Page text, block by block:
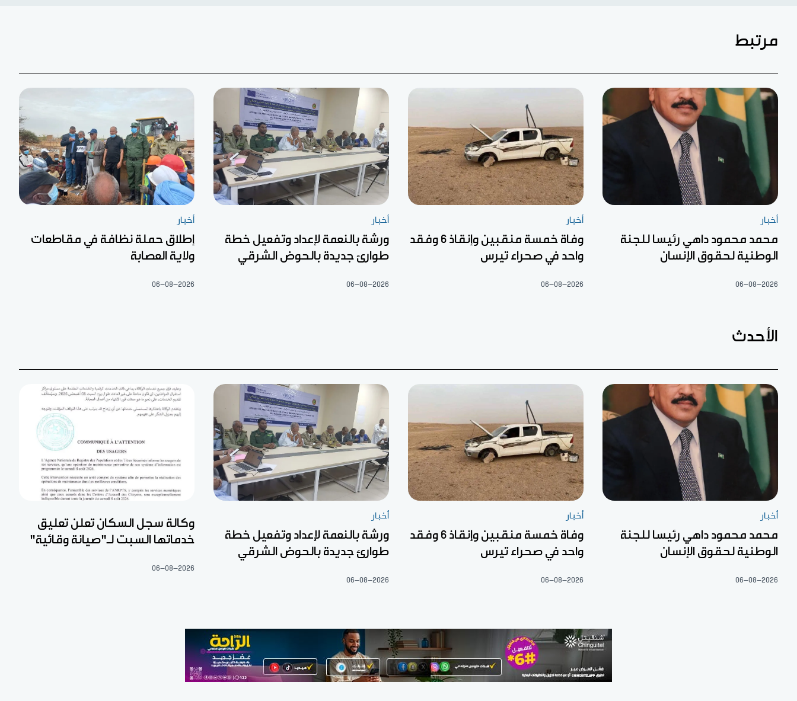
مرتبط
أخبار
محمد محمود داهي رئيسا للجنة
الوطنية لحقوق الإنسان
06-08-2026
أخبار
وفاة خمسة منقبين وإنقاذ 6 وفقد
واحد في صحراء تيرس
06-08-2026
أخبار
ورشة بالنعمة لإعداد وتفعيل خطة
طوارئ جديدة بالحوض الشرقي
06-08-2026
أخبار
إطلاق حملة نظافة في مقاطعات
ولاية العصابة
06-08-2026
الأحدث
أخبار
محمد محمود داهي رئيسا للجنة
الوطنية لحقوق الإنسان
06-08-2026
أخبار
وفاة خمسة منقبين وإنقاذ 6 وفقد
واحد في صحراء تيرس
06-08-2026
أخبار
ورشة بالنعمة لإعداد وتفعيل خطة
طوارئ جديدة بالحوض الشرقي
06-08-2026
وكالة سجل السكان تعلن تعليق
خدماتها السبت لـ"صيانة وقائية"
06-08-2026